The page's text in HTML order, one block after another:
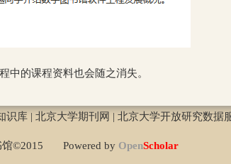
中的课程资料也会随之消失。
识库| 北京大学期刊网 | 北京大学开放研究数据
馆©2015 Powered by OpenScholar